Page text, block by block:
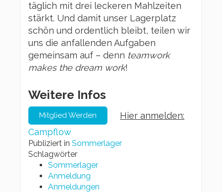
täglich mit drei leckeren Mahlzeiten
stärkt. Und damit unser Lagerplatz
schön und ordentlich bleibt, teilen wir
uns die anfallenden Aufgaben
gemeinsam auf – denn teamwork
makes the dream work!
Weitere Infos
Mitglied Werden
Hier anmelden:
Campflow
Publiziert in Sommerlager
Schlagwörter
Sommerlager
Anmeldung
Anmeldungen